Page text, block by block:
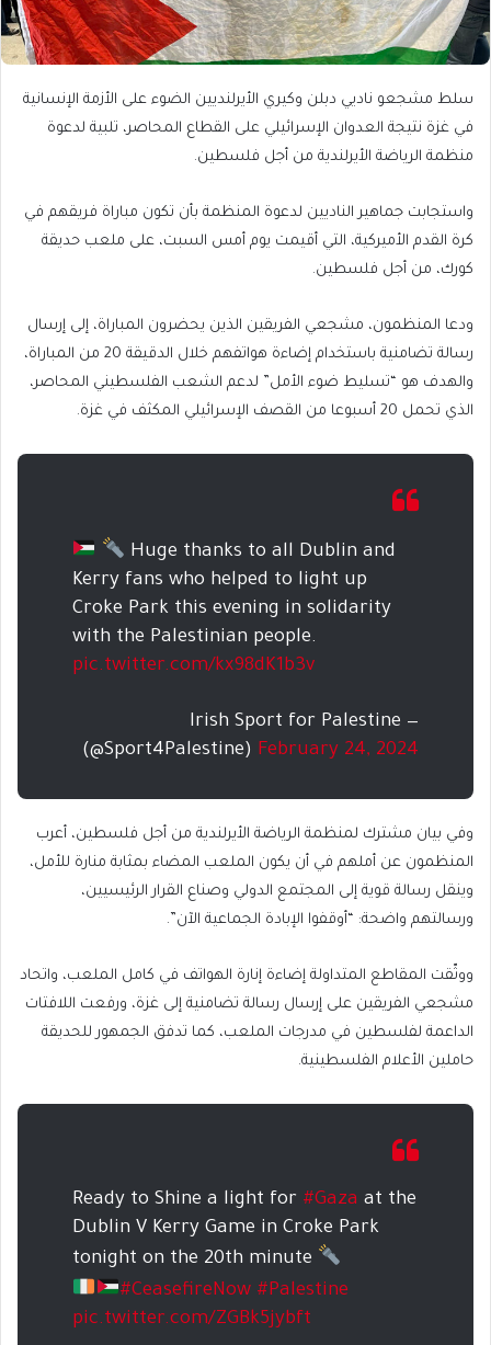
سلط مشجعو ناديي دبلن وكيري الأيرلنديين الضوء على الأزمة الإنسانية
في غزة نتيجة العدوان الإسرائيلي على القطاع المحاصر، تلبية لدعوة
منظمة الرياضة الأيرلندية من أجل فلسطين.
واستجابت جماهير الناديين لدعوة المنظمة بأن تكون مباراة فريقهم في
كرة القدم الأميركية، التي أقيمت يوم أمس السبت، على ملعب حديقة
كورك، من أجل فلسطين.
ودعا المنظمون، مشجعي الفريقين الذين يحضرون المباراة، إلى إرسال
رسالة تضامنية باستخدام إضاءة هواتفهم خلال الدقيقة 20 من المباراة،
والهدف هو “تسليط ضوء الأمل” لدعم الشعب الفلسطيني المحاصر،
الذي تحمل 20 أسبوعا من القصف الإسرائيلي المكثف في غزة.
Huge thanks to all Dublin and
Kerry fans who helped to light up
Croke Park this evening in solidarity
with the Palestinian people.
pic.twitter.com/kx98dK1b3v
— Irish Sport for Palestine
(@Sport4Palestine) February 24, 2024
وفي بيان مشترك لمنظمة الرياضة الأيرلندية من أجل فلسطين، أعرب
المنظمون عن أملهم في أن يكون الملعب المضاء بمثابة منارة للأمل،
وينقل رسالة قوية إلى المجتمع الدولي وصناع القرار الرئيسيين،
ورسالتهم واضحة: “أوقفوا الإبادة الجماعية الآن”.
ووثّقت المقاطع المتداولة إضاءة إنارة الهواتف في كامل الملعب، واتحاد
مشجعي الفريقين على إرسال رسالة تضامنية إلى غزة، ورفعت اللافتات
الداعمة لفلسطين في مدرجات الملعب، كما تدفق الجمهور للحديقة
حاملين الأعلام الفلسطينية.
Ready to Shine a light for #Gaza at the
Dublin V Kerry Game in Croke Park
tonight on the 20th minute
#CeasefireNow #Palestine
pic.twitter.com/ZGBk5jybft